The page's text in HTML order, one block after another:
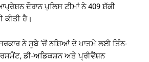
ਦੌਰਾਨ ਪੁਲਿਸ ਟੀਮਾਂ ਨੇ 409 ਸ਼ੱਕੀ
ਕੀਤੀ ਹੈ।
ਨੇ ਸੂਬੇ ‘ਚੋਂ ਨਸ਼ਿਆਂ ਦੇ ਖਾਤਮੇ ਲਈ ਤਿੰਨ-
ਡੀ-ਅਡਿਕਸ਼ਨ ਅਤੇ ਪ੍ਰੀਵੈਂਸ਼ਨ